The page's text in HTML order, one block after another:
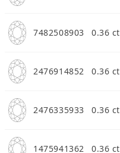
7482508903 0.36 ct
2476914852 0.36 ct
2476335933 0.36 ct
1475941362 0.36 ct